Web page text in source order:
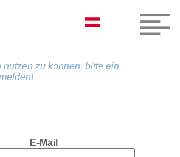
zu können, bitte ein
E-Mail